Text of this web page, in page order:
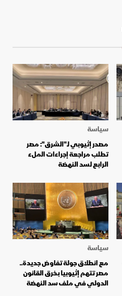
سياسة
مصدر إثيوبي لـ"الشرق": مصر
تطلب مراجعة إجراءات الملء
الرابع لسد النهضة
سياسة
مع انطلاق جولة تفاوض جديدة..
مصر تتهم إثيوبيا بـخرق القانون
الدولي في ملف سد النهضة